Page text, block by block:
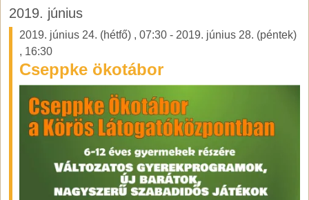
2019. június
2019. június 24. (hétfő) , 07:30 - 2019. június 28. (péntek)
, 16:30
Cseppke ökotábor